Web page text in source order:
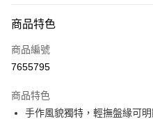
信用卡一次付款
超商取貨付款
街口支付
商品特色
商品編號
7655795
商品特色
手作風貌獨特，輕撫盤緣可明